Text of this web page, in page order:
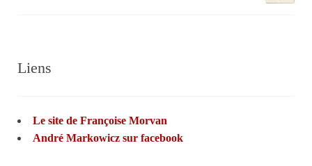
Liens
Le site de Françoise Morvan
André Markowicz sur facebook